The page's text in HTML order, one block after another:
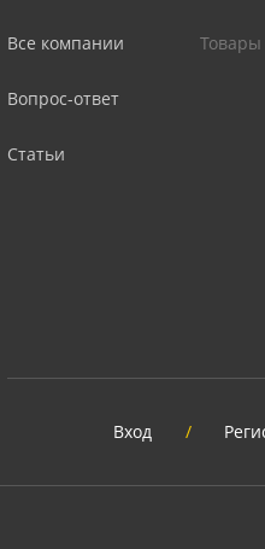
Все компании
Вопрос-ответ
Статьи
Товары
Вход /